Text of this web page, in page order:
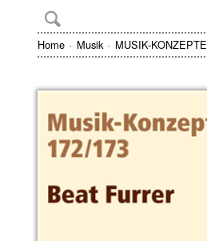
Home Musik MUSIK-KONZEPTE